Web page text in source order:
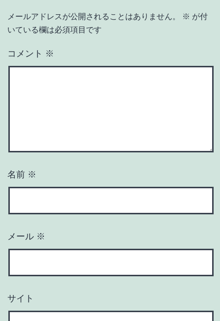
メールアドレスが公開されることはありません。 ※ が付
いている欄は必須項目です
コメント ※
名前 ※
メール ※
サイト